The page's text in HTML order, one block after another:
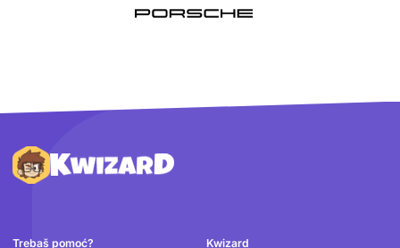
Podnožje
Trebaš pomoć? Kwizard